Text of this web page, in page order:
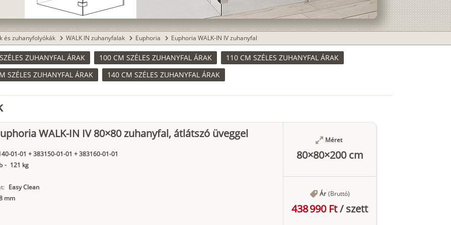
és zuhanyfolyókák chevron_right WALK IN zuhanyfalak chevron_right Euphoria chevron_right Euphoria WALK-IN IV zuhanyfal
ZUHANYFAL ÁRAK 100 CM SZÉLES ZUHANYFAL ÁRAK
110 CM SZÉLES ZUHANYFAL ÁRAK
SZÉLES ZUHANYFAL ÁRAK 140 CM SZÉLES ZUHANYFAL ÁRAK
WALK-IN IV 80×80 zuhanyfal, átlátszó üveggel
01-01 + 383150-01-01 + 383160-01-01
- 121 kg
Easy Clean
mm
Méret
80×80×200 cm
Ár (Bruttó)
438 990 Ft/szett